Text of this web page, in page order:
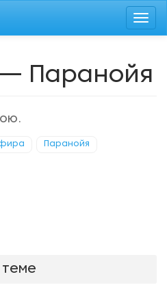
Паранойя
Паранойя
теме